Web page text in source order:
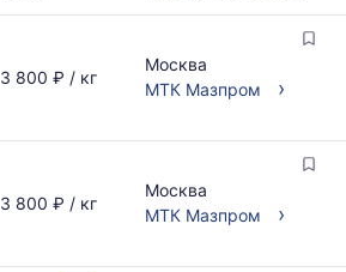
3 800 ₽ / кг
Москва
МТК Мазпром
›
3 800 ₽ / кг
Москва
МТК Мазпром
›